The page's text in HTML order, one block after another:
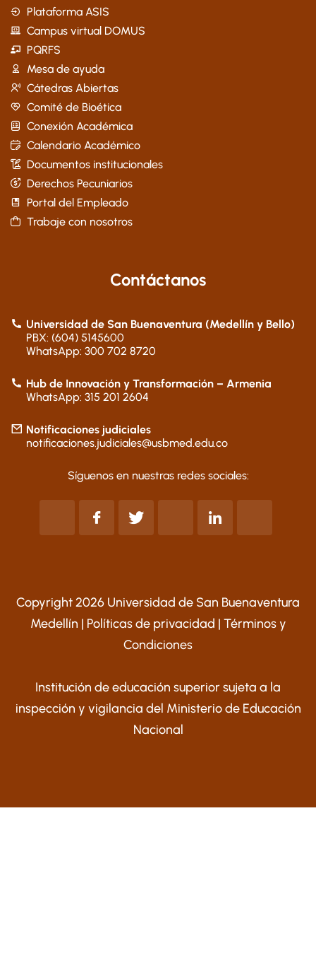
Plataforma ASIS
Campus virtual DOMUS
PQRFS
Mesa de ayuda
Cátedras Abiertas
Comité de Bioética
Conexión Académica
Calendario Académico
Documentos institucionales
Derechos Pecuniarios
Portal del Empleado
Trabaje con nosotros
Contáctanos
Universidad de San Buenaventura (Medellín y Bello)
PBX: (604) 5145600
WhatsApp: 300 702 8720
Hub de Innovación y Transformación – Armenia
WhatsApp: 315 201 2604
Notificaciones judiciales
notificaciones.judiciales@usbmed.edu.co
Síguenos en nuestras redes sociales:
Copyright 2026 Universidad de San Buenaventura
Medellín | Políticas de privacidad | Términos y
Condiciones
Institución de educación superior sujeta a la
inspección y vigilancia del Ministerio de Educación
Nacional